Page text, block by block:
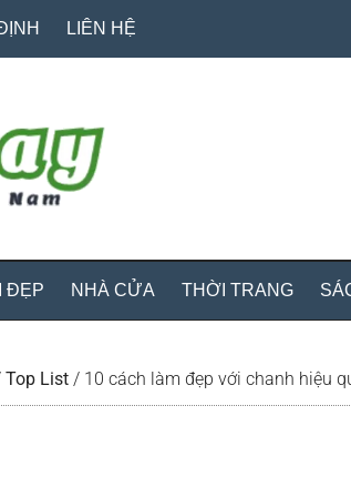
LIÊN HỆ
ĐẸP NHÀ CỬA THỜI TRANG
Top List / 10 cách làm đẹp với chanh hiệu